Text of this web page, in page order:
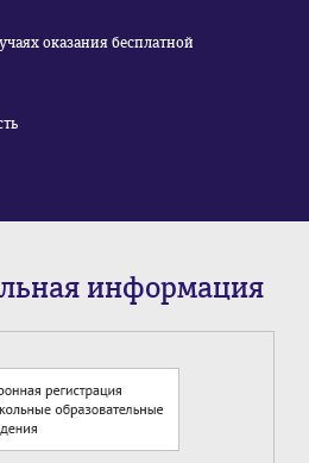
оказания бесплатной
информация